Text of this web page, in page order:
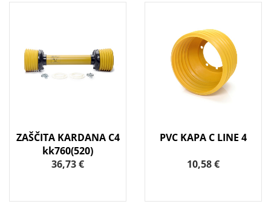
ZAŠČITA KARDANA C4
kk760(520)
36,73 €
PVC KAPA C LINE 4
10,58 €